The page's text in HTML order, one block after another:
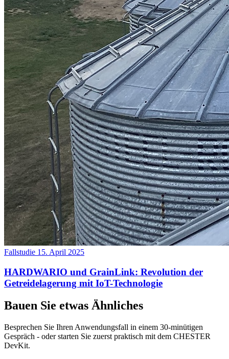
Fallstudie 15. April 2025
HARDWARIO und GrainLink: Revolution der
Getreidelagerung mit IoT-Technologie
Bauen Sie etwas Ähnliches
Besprechen Sie Ihren Anwendungsfall in einem 30-minütigen
Gespräch - oder starten Sie zuerst praktisch mit dem CHESTER
DevKit.